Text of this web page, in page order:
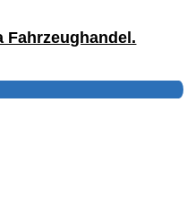
Fahrzeughandel.